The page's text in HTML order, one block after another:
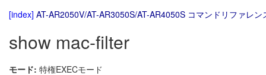
[index] AT-AR2050V/AT-AR3050S/AT-AR4050S コマンドリファレン
show mac-filter
モード: 特権EXECモード